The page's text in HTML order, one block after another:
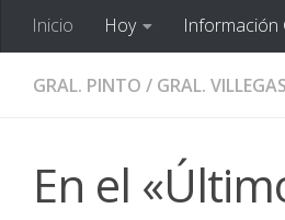
Inicio Hoy Información
GRAL. PINTO / GRAL. VILLEGAS
En el